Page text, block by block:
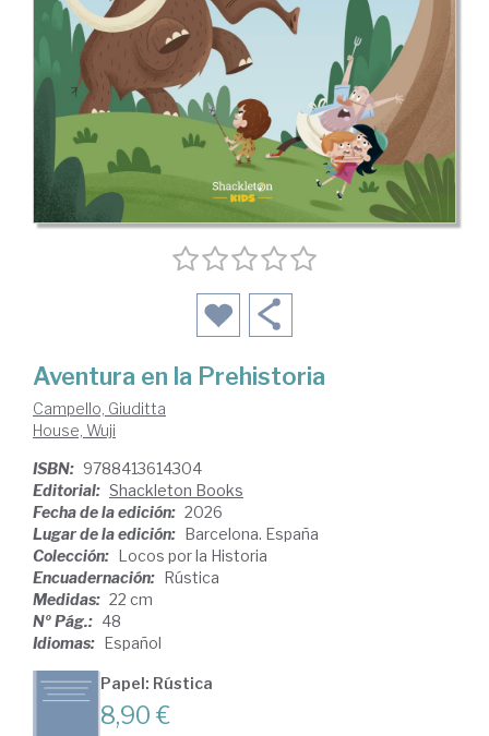
Aventura en la Prehistoria
Campello, Giuditta
House, Wuji
ISBN: 9788413614304
Editorial: Shackleton Books
Fecha de la edición: 2026
Lugar de la edición: Barcelona. España
Colección: Locos por la Historia
Encuadernación: Rústica
Medidas: 22 cm
Nº Pág.: 48
Idiomas: Español
Papel: Rústica
8,90 €